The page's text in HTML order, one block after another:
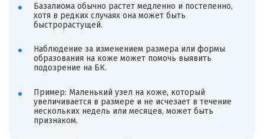
Базалиома обычно растет медленно и постепенно,
хотя в редких случаях она может быть
быстрорастущей.
Наблюдение за изменением размера или формы
образования на коже может помочь выявить
подозрение на БК.
Пример: Маленький узел на коже, который
увеличивается в размере и не исчезает в течение
нескольких недель или месяцев, может быть
признаком.